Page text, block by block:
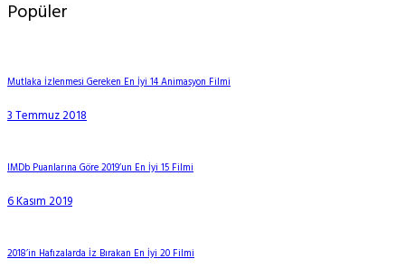
Popüler
Mutlaka İzlenmesi Gereken En İyi 14 Animasyon Filmi
3 Temmuz 2018
IMDb Puanlarına Göre 2019’un En İyi 15 Filmi
6 Kasım 2019
2018’in Hafızalarda İz Bırakan En İyi 20 Filmi